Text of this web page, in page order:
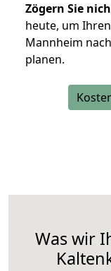
Zögern Sie
heute, um
Mannheim
planen.
Was wir